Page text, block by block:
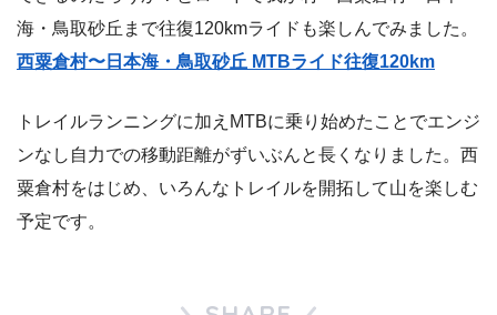
海・鳥取砂丘まで往復120kmライドも楽しんでみました。
西粟倉村〜日本海・鳥取砂丘 MTBライド往復120km
トレイルランニングに加えMTBに乗り始めたことでエンジ
ンなし自力での移動距離がずいぶんと長くなりました。西
粟倉村をはじめ、いろんなトレイルを開拓して山を楽しむ
予定です。